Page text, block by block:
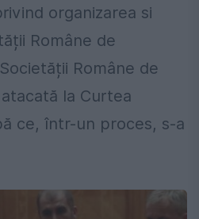
organizarea si
Române de
Române de
la Curtea
ce, într-un proces, s-a